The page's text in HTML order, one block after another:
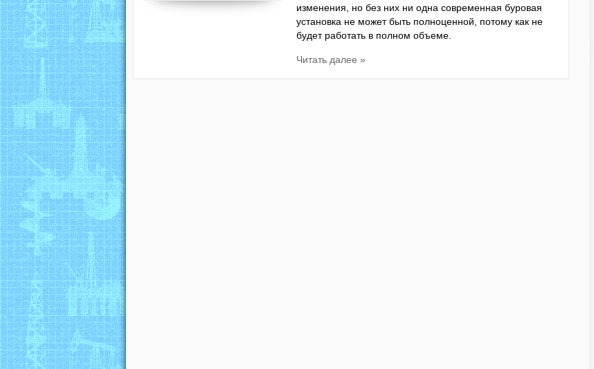
изменения, но без них ни одна современная буровая
установка не может быть полноценной, потому как не
будет работать в полном объеме.
Читать далее »